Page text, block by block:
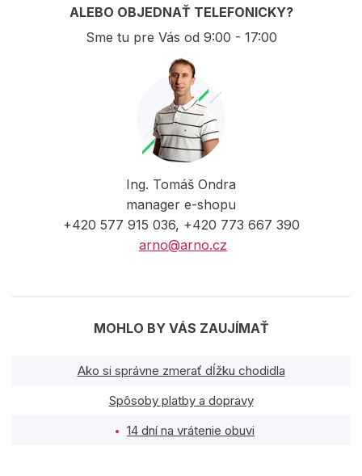
ALEBO OBJEDNAŤ TELEFONICKY?
Sme tu pre Vás od 9:00 - 17:00
Ing. Tomáš Ondra
manager e-shopu
+420 577 915 036, +420 773 667 390
arno@arno.cz
MOHLO BY VÁS ZAUJÍMAŤ
Ako si správne zmerať dĺžku chodidla
Spôsoby platby a dopravy
14 dní na vrátenie obuvi